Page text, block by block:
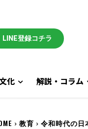
LINE登録コチラ
化 解説・コラム
教育 令和時代の日